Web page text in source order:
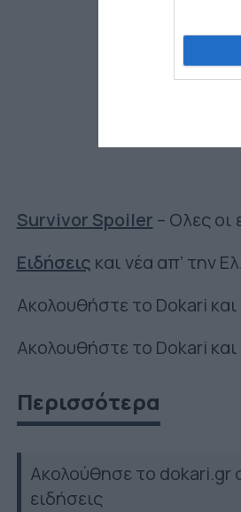
Survivor Spoiler – Ολες οι
Ειδήσεις και νέα απ’ την
Ακολουθήστε το Dokari
Ακολουθήστε το Dokari
Περισσότερα
Ακολούθησε το dokari.gr
ειδήσεις